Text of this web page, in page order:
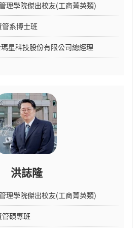
理學院傑出校友(工商菁英類)
系博士班
星科技股份有限公司總經理
洪誌隆
理學院傑出校友(工商菁英類)
碩專班